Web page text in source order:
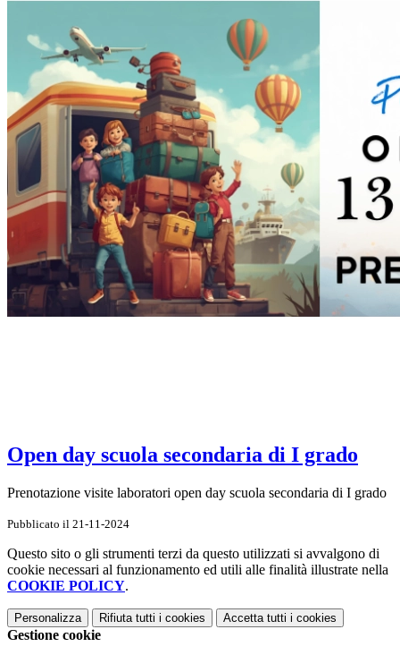
Open day scuola secondaria di I grado
Prenotazione visite laboratori open day scuola secondaria di I grado
Pubblicato il 21-11-2024
Questo sito o gli strumenti terzi da questo utilizzati si avvalgono di
cookie necessari al funzionamento ed utili alle finalità illustrate nella
COOKIE POLICY.
Personalizza Rifiuta tutti i cookies Accetta tutti i cookies
Gestione cookie